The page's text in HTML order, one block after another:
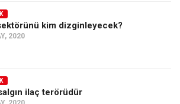
kim dizginleyecek?
2020
ilaç terörüdür